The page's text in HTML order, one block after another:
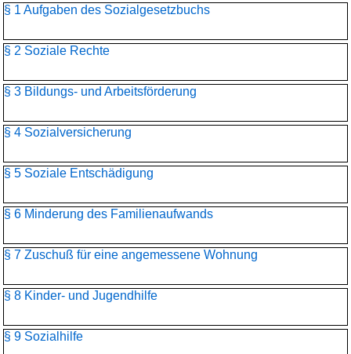
§ 1 Aufgaben des Sozialgesetzbuchs
§ 2 Soziale Rechte
§ 3 Bildungs- und Arbeitsförderung
§ 4 Sozialversicherung
§ 5 Soziale Entschädigung
§ 6 Minderung des Familienaufwands
§ 7 Zuschuß für eine angemessene Wohnung
§ 8 Kinder- und Jugendhilfe
§ 9 Sozialhilfe